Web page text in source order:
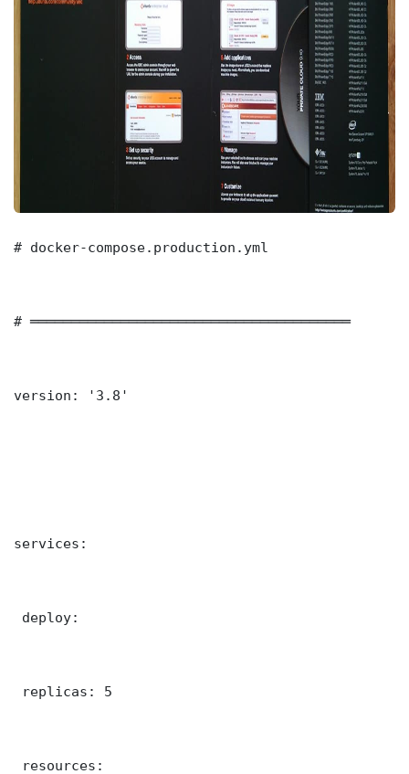
# docker-compose.production.yml
# ═══════════════════════════════════════
version: '3.8'
services:
deploy:
replicas: 5
resources: